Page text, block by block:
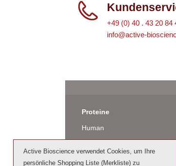
+49 (0) 40 . 43 20 84
info@active-
Proteine
Human
Ratte
Active Bioscience verwendet Cookies, um Ihre
persönliche Shopping Liste (Merkliste) zu